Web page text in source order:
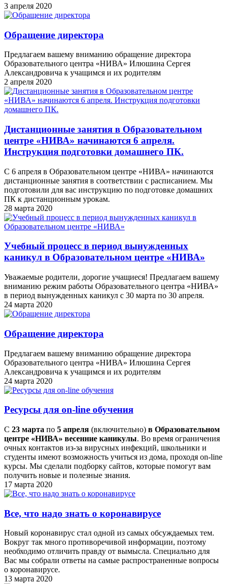
3 апреля 2020
Обращение директора
Предлагаем вашему вниманию обращение директора
Образовательного центра «НИВА» Илюшина Сергея
Александровича к учащимся и их родителям
2 апреля 2020
Дистанционные занятия в Образовательном
центре «НИВА» начинаются 6 апреля.
Инструкция подготовки домашнего ПК.
С 6 апреля в Образовательном центре «НИВА» начинаются
дистанционные занятия в соответствии с расписанием. Мы
подготовили для вас инструкцию по подготовке домашних
ПК к дистанционным урокам.
28 марта 2020
Учебный процесс в период вынужденных
каникул в Образовательном центре «НИВА»
Уважаемые родители, дорогие учащиеся! Предлагаем вашему
вниманию режим работы Образовательного центра «НИВА»
в период вынужденных каникул с 30 марта по 30 апреля.
24 марта 2020
Обращение директора
Предлагаем вашему вниманию обращение директора
Образовательного центра «НИВА» Илюшина Сергея
Александровича к учащимся и их родителям
24 марта 2020
Ресурсы для on-line обучения
С 23 марта по 5 апреля (включительно) в Образовательном
центре «НИВА» весенние каникулы. Во время ограничения
очных контактов из-за вирусных инфекций, школьники и
студенты имеют возможность учиться из дома, проходя on-line
курсы. Мы сделали подборку сайтов, которые помогут вам
получить новые и полезные знания.
17 марта 2020
Все, что надо знать о коронавирусе
Новый коронавирус стал одной из самых обсуждаемых тем.
Вокруг так много противоречивой информации, поэтому
необходимо отличить правду от вымысла. Специально для
Вас мы собрали ответы на самые распространенные вопросы
о коронавирусе.
13 марта 2020